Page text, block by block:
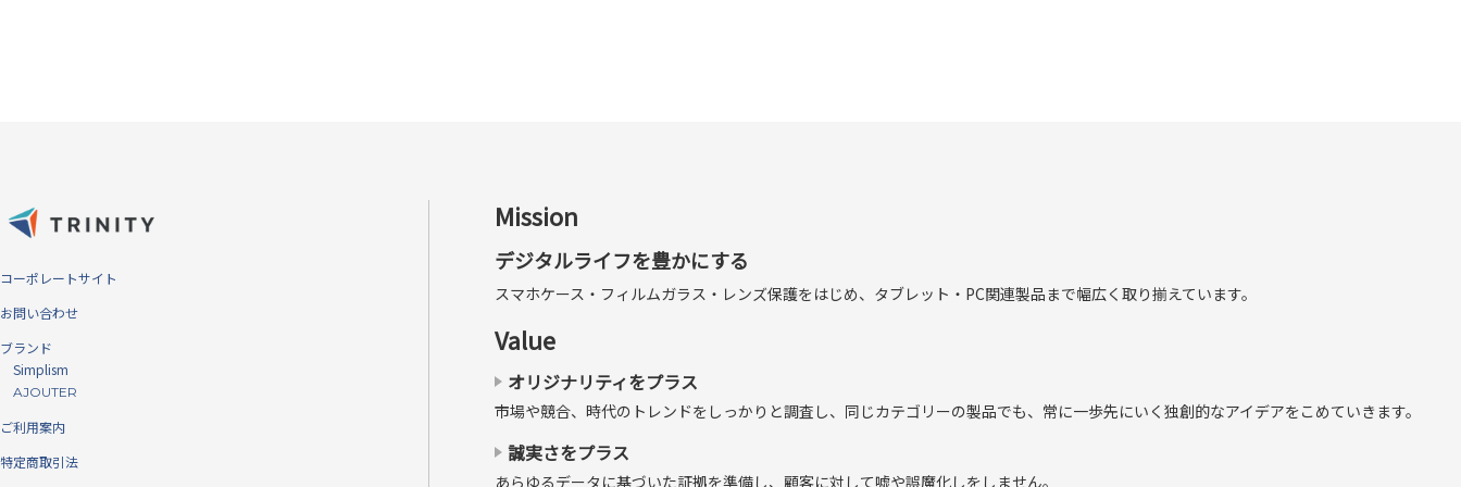
画質そのまま、高透明タイプ
コントラストを保つ高透明タイプで、色彩鮮やかにくっきりと見えます。透明度が高く、元々の画面の美しさを損
コーポレートサイト
お問い合わせ
ブランド
Simplism
AJOUTER
ご利用案内
特定商取引法
Mission
デジタルライフを豊かにする
スマホケース・フィルムガラス・レンズ保護をはじめ、タブレット・PC関連製品まで幅広く取り揃えています。
Value
オリジナリティをプラス
市場や競合、時代のトレンドをしっかりと調査し、同じカテゴリーの製品でも、常に一歩先にいく独創的なアイデアをこめていきます。
誠実さをプラス
あらゆるデータに基づいた証拠を準備し、顧客に対して嘘や誤魔化しをしません。